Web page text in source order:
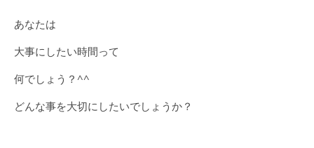
あなたは
大事にしたい時間って
何でしょう？^^
どんな事を大切にしたいでしょうか？